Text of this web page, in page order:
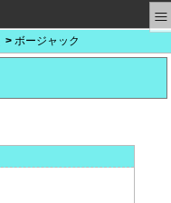
≡
ボージャック